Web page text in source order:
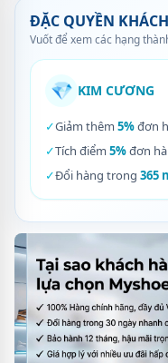
ĐẶC QUYỀN
Vuốt để xem các hạng
💎 KIM CƯƠNG
✓Giảm thêm 5%đơn
✓Tích điểm 5%đơn
✓Đổi hàng trong 365